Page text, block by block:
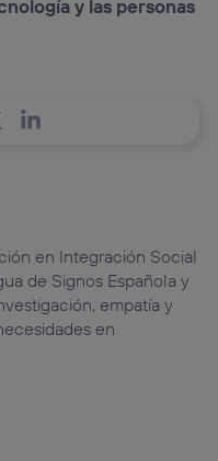
y las personas
en Integración Social
de Signos Española y
empatía y
en